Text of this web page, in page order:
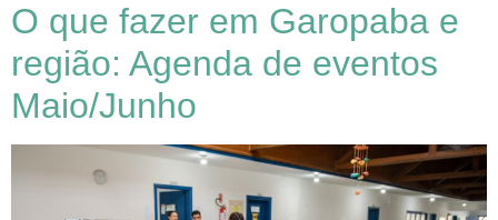
O que fazer em Garopaba e
região: Agenda de eventos
Maio/Junho